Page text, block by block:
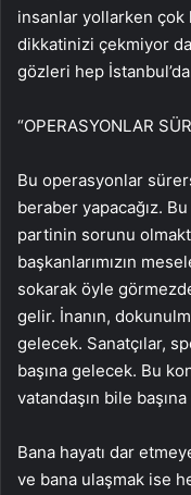
insanlar yollarken
dikkatinizi çekmiyor
gözleri hep
“OPERASYONLAR
Bu operasyonlar
beraber yapacağız.
partinin sorunu
başkanlarımızın
sokarak öyle
gelir. İnanın,
gelecek. Sanatçılar,
başına gelecek. Bu
vatandaşın bile
Bana hayatı dar
ve bana ulaşmak ise